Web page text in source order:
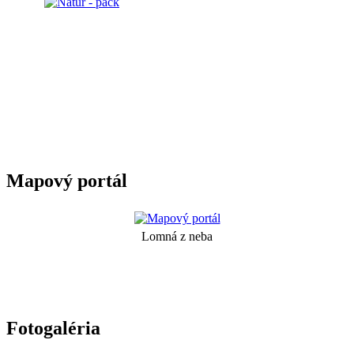
Mapový portál
Lomná z neba
Fotogaléria